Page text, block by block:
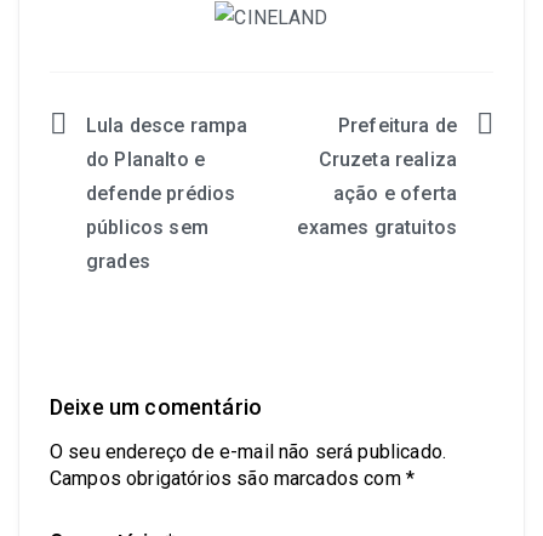
Lula desce rampa
do Planalto e
defende prédios
públicos sem
grades
Prefeitura de
Cruzeta realiza
ação e oferta
exames gratuitos
Deixe um comentário
O seu endereço de e-mail não será publicado.
Campos obrigatórios são marcados com *